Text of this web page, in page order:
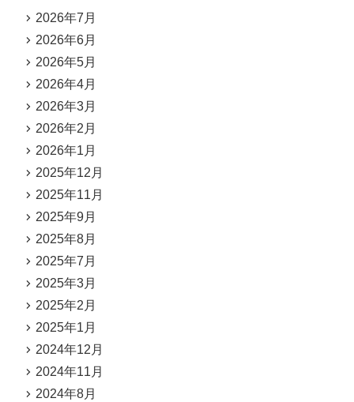
2026年7月
2026年6月
2026年5月
2026年4月
2026年3月
2026年2月
2026年1月
2025年12月
2025年11月
2025年9月
2025年8月
2025年7月
2025年3月
2025年2月
2025年1月
2024年12月
2024年11月
2024年8月